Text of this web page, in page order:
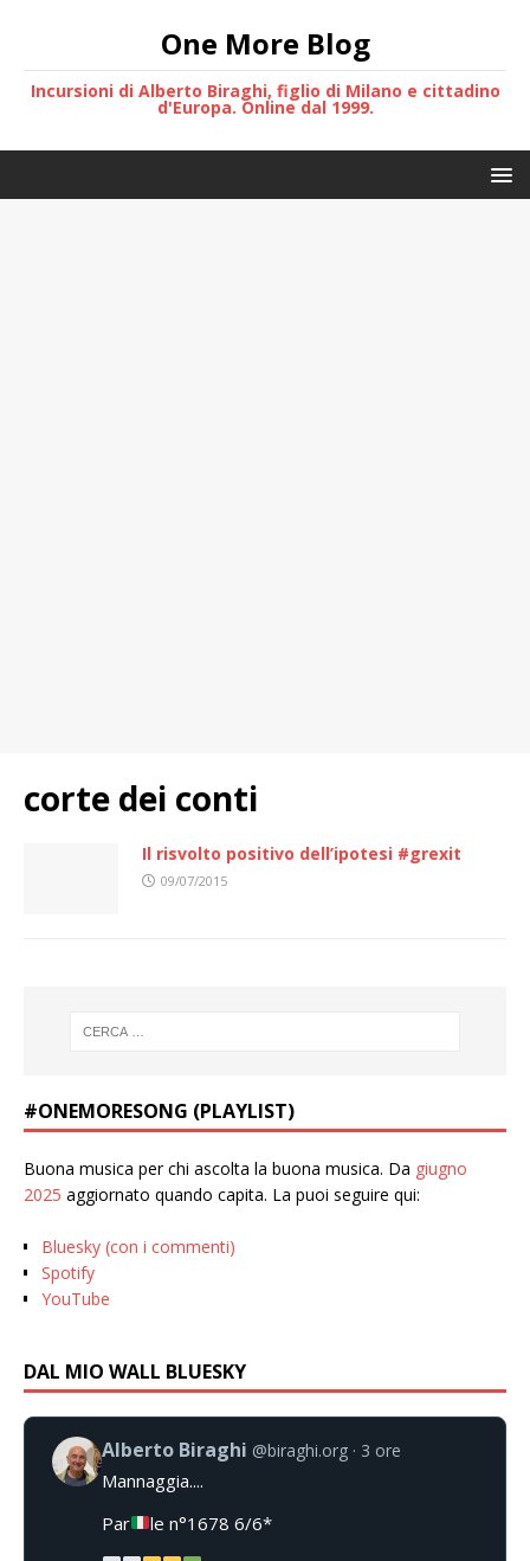
One More Blog
Incursioni di Alberto Biraghi, figlio di Milano e cittadino
d'Europa. Online dal 1999.
corte dei conti
Il risvolto positivo dell’ipotesi #grexit
09/07/2015
#ONEMORESONG (PLAYLIST)
Buona musica per chi ascolta la buona musica. Da giugno
2025 aggiornato quando capita. La puoi seguire qui:
Bluesky (con i commenti)
Spotify
YouTube
DAL MIO WALL BLUESKY
Alberto Biraghi @biraghi.org 3 ore
Mannaggia....
Par
le n°1678 6/6*